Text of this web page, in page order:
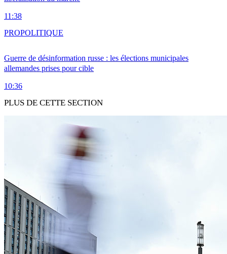
11:38
Guerre de désinformation russe : les élections municipales
allemandes prises pour cible
10:36
PROPOLITIQUE
PLUS DE CETTE SECTION